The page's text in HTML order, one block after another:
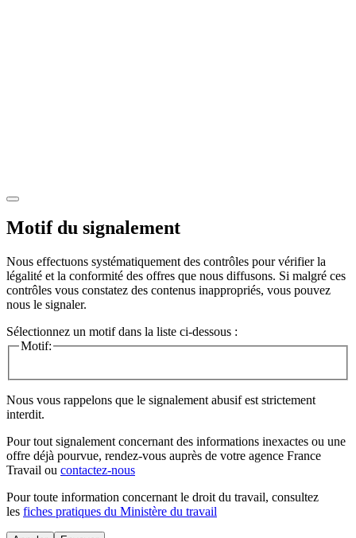
Motif du signalement
Nous effectuons systématiquement des contrôles pour vérifier la
légalité et la conformité des offres que nous diffusons. Si malgré ces
contrôles vous constatez des contenus inappropriés, vous pouvez
nous le signaler.
Sélectionnez un motif dans la liste ci-dessous :
Motif:
Nous vous rappelons que le signalement abusif est strictement
interdit.
Pour tout signalement concernant des informations inexactes ou une
offre déjà pourvue, rendez-vous auprès de votre agence France
Travail ou contactez-nous
Pour toute information concernant le droit du travail, consultez
les fiches pratiques du Ministère du travail